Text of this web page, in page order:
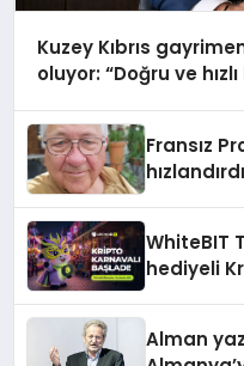
Kuzey Kıbrıs
oluyor: “Doğru ve
Fransız
hızlandırdı
WhiteBIT
hediyeli
Alman